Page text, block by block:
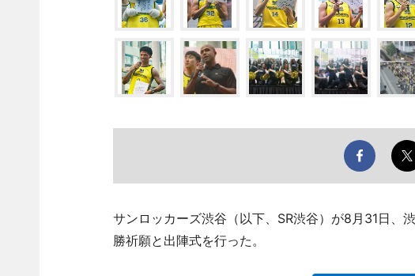
サンロッカーズ渋谷（以下、SR渋谷）が8月31日
勝祈願と出陣式を行った。